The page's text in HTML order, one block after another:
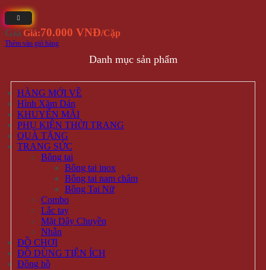
Giá Giá:70.000 VNĐ/Cặp
Thêm vào giỏ hàng
Danh mục sản phẩm
HÀNG MỚI VỀ
Hình Xăm Dán
KHUYẾN MÃI
PHỤ KIỆN THỜI TRANG
QUÀ TẶNG
TRANG SỨC
Bông tai
Bông tai inox
Bông tai nam châm
Bông Tai Nữ
Combo
Lắc tay
Mặt Dây Chuyền
Nhẫn
ĐỒ CHƠI
ĐỒ DÙNG TIỆN ÍCH
Đồng hồ